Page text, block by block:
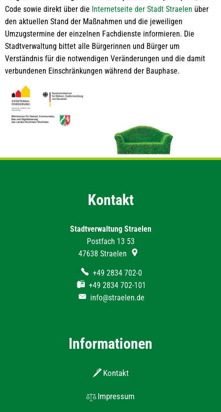
Code sowie direkt über die Internetseite der Stadt Straelen über
den aktuellen Stand der Maßnahmen und die jeweiligen
Umzugstermine der einzelnen Fachdienste informieren. Die
Stadtverwaltung bittet alle Bürgerinnen und Bürger um
Verständnis für die notwendigen Veränderungen und die damit
verbundenen Einschränkungen während der Bauphase.
Kontakt
Stadtverwaltung Straelen
Postfach 13 53
47638 Straelen
+49 2834 702-0
+49 2834 702-101
info@straelen.de
Informationen
Kontakt
Impressum